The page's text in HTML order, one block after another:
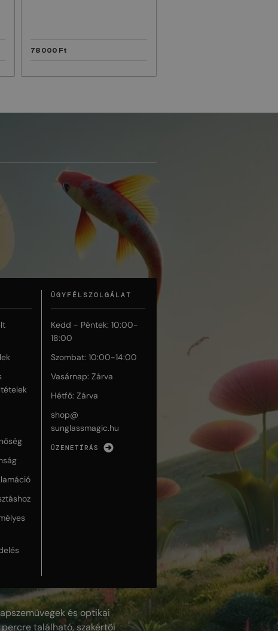
78 000 Ft
ÜGYFÉLSZOLGÁLAT
Kedd - Péntek: 10:00-
18:00
Szombat: 10:00-14:00
Vasárnap: Zárva
Hétfő: Zárva
shop@
sunglassmagic.hu
ÜZENETÍRÁS
és optikai
található, szakértői